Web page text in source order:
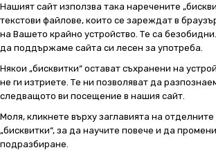
Нашият сайт използва така наречените
текстови файлове, които се зареждат в
на Вашето крайно устройство. Те са
да поддържаме сайта си лесен за употреба.
Някои „бисквитки“ остават съхранени на
не ги изтриете. Те ни позволяват да
следващото ви посещение в нашия сайт.
Моля, кликнете върху заглавията на отделните
„бисквитки“, за да научите повече и да
подразбиране.